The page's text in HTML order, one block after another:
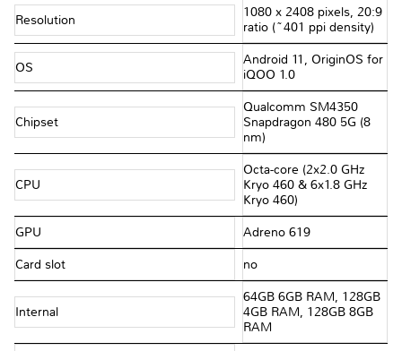
Resolution
1080 x 2408 pixels, 20:9
ratio (~401 ppi density)
OS
Android 11, OriginOS for
iQOO 1.0
Chipset
Qualcomm SM4350
Snapdragon 480 5G (8
nm)
CPU
Octa-core (2x2.0 GHz
Kryo 460 & 6x1.8 GHz
Kryo 460)
GPU Adreno 619
Card slot no
Internal
64GB 6GB RAM, 128GB
4GB RAM, 128GB 8GB
RAM